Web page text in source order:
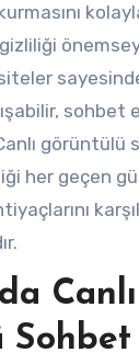
sohbet
görüntülü
her geçen
Canlı
Sohbet